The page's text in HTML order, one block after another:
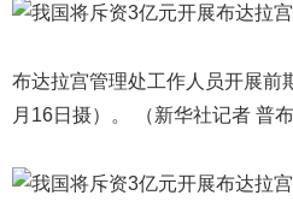
布达拉宫管理处工作人员开展前
月16日摄）。 （新华社记者 普布